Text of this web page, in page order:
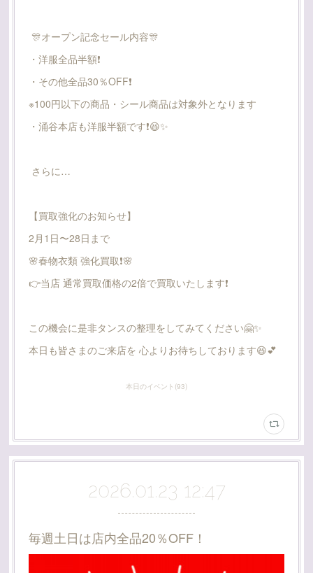
🎊オープン記念セール内容🎊
・洋服全品半額❗️
・その他全品30％OFF❗️
※100円以下の商品・シール商品は対象外となります
・涌谷本店も洋服半額です❗️😆✨
さらに…
【買取強化のお知らせ】
2月1日〜28日まで
🌸春物衣類 強化買取❗️🌸
👉当店 通常買取価格の2倍で買取いたします❗️
この機会に是非タンスの整理をしてみてください🤗✨️
本日も皆さまのご来店を 心よりお待ちしております😆💕
本日のイベント (93)
2026.01.23 12:47
毎週土日は店内全品20％OFF！